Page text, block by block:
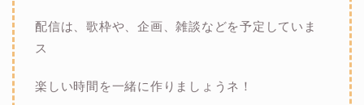
配信は、歌枠や、企画、雑談などを予定していま
ス
楽しい時間を一緒に作りましょうネ！